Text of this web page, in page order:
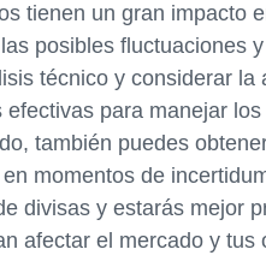
tienen un gran impacto
posibles fluctuaciones
técnico y considerar
para manejar
también puedes
momentos de
divisas y estarás mejor
afectar el mercado y tus